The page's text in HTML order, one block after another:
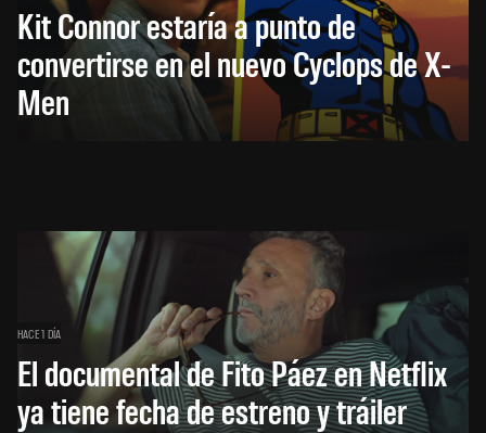
Kit Connor estaría a punto de
convertirse en el nuevo Cyclops de X-
Men
HACE 1 DÍA
El documental de Fito Páez en Netflix
ya tiene fecha de estreno y tráiler